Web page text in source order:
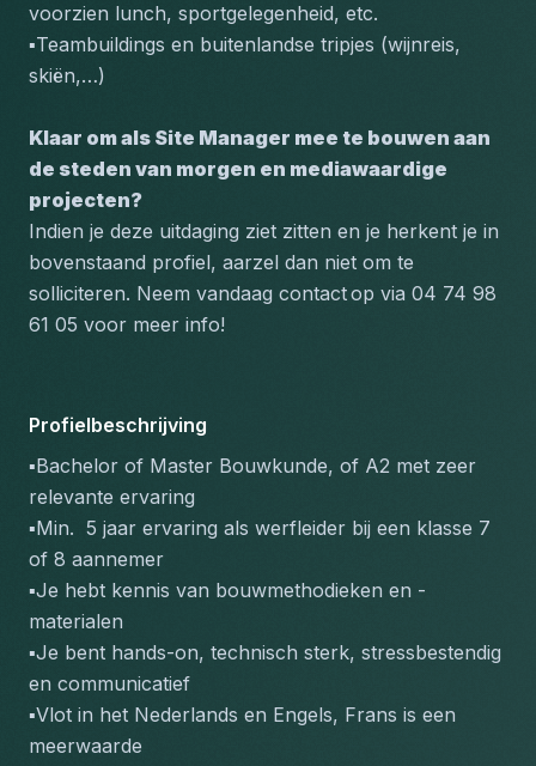
voorzien lunch, sportgelegenheid, etc.
▪️Teambuildings en buitenlandse tripjes (wijnreis,
skiën,…)
Klaar om als Site Manager mee te bouwen aan
de steden van morgen en mediawaardige
projecten?
Indien je deze uitdaging ziet zitten en je herkent je in
bovenstaand profiel, aarzel dan niet om te
solliciteren. Neem vandaag contactop via 04 74 98
61 05 voor meer info!
Profielbeschrijving
▪️Bachelor of Master Bouwkunde, of A2 met zeer
relevante ervaring
▪️Min.  5 jaar ervaring als werfleider bij een klasse 7
of 8 aannemer
▪️Je hebt kennis van bouwmethodieken en -
materialen
▪️Je bent hands-on, technisch sterk, stressbestendig
en communicatief
▪️Vlot in het Nederlands en Engels, Frans is een
meerwaarde